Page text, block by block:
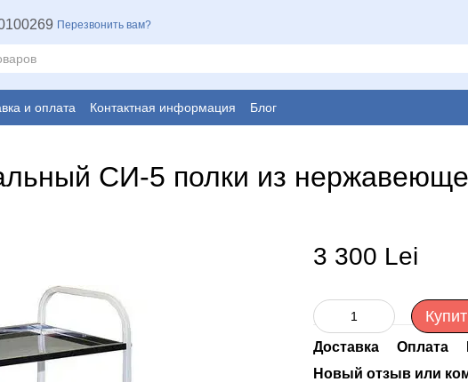
Перезвонить вам?
и оплата Контактная информация Блог
СИ-5 полки из
3 300 Lei
Доставка Оплата
Новый отзыв или